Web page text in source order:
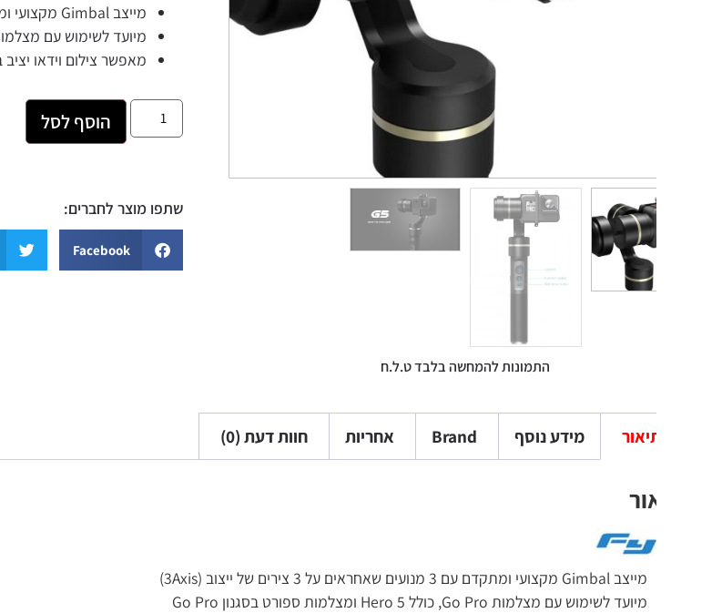
התמונות להמחשה בלבד ט.ל.ח
מיועד לשימוש עם מצלמות Go Pro, כולל Hero 5 ומצלמות ספורט בסגנון Go Pro
מאפשר צילום וידאו יציב בזמן הליכה
הוסף לסל
שתפו מוצר לחברים:
Facebook
Twitter
מידע נוסף Brand אחריות חוות דעת (0)
מיועד לשימוש עם מצלמות Go Pro, כולל Hero 5 ומצלמות ספורט בסגנון Go Pro